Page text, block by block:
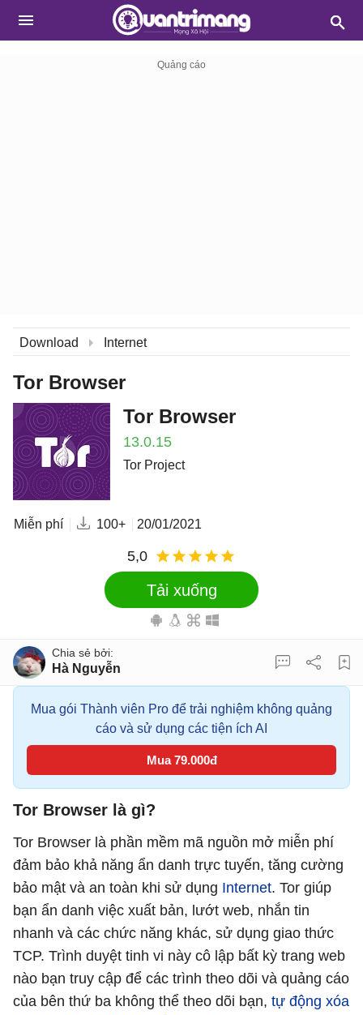
Download Internet
Tor Browser
Tor Browser
13.0.15
Tor Project
Miễn phí 100+ 20/01/2021
5,0
Tải xuống
Hà Nguyễn
Mua gói Thành viên Pro để trải nghiệm không quảng
cáo và sử dụng các tiện ích AI
Mua 79.000đ
Tor Browser là gì?
Tor Browser là phần mềm mã nguồn mở miễn phí
đảm bảo khả năng ẩn danh trực tuyến, tăng cường
bảo mật và an toàn khi sử dụng Internet. Tor giúp
bạn ẩn danh việc xuất bản, lướt web, nhắn tin
nhanh và các chức năng khác, sử dụng giao thức
TCP. Trình duyệt tinh vi này cô lập bất kỳ trang web
nào bạn truy cập để các trình theo dõi và quảng cáo
của bên thứ ba không thể theo dõi bạn, tự động xóa